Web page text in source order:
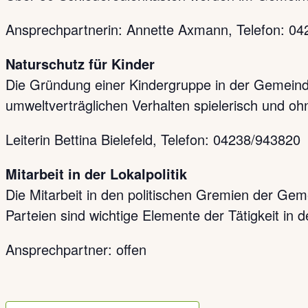
Ansprechpartnerin: Annette Axmann, Telefon:
Naturschutz für Kinder
Die Gründung einer Kindergruppe in der
umweltverträglichen Verhalten spielerisch und
Leiterin Bettina Bielefeld, Telefon: 04238/943820
Mitarbeit in der Lokalpolitik
Die Mitarbeit in den politischen Gremien der
Parteien sind wichtige Elemente der Tätigkeit in
Ansprechpartner: offen